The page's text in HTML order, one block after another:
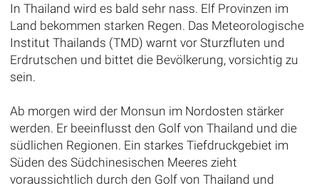
In Thailand wird es bald sehr nass. Elf Provinzen im
Land bekommen starken Regen. Das Meteorologische
Institut Thailands (TMD) warnt vor Sturzfluten und
Erdrutschen und bittet die Bevölkerung, vorsichtig zu
sein.
Ab morgen wird der Monsun im Nordosten stärker
werden. Er beeinflusst den Golf von Thailand und die
südlichen Regionen. Ein starkes Tiefdruckgebiet im
Süden des Südchinesischen Meeres zieht
voraussichtlich durch den Golf von Thailand und